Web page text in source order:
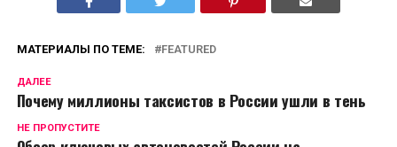
МАТЕРИАЛЫ ПО ТЕМЕ: FEATURED
ДАЛЕЕ
Почему миллионы таксистов в России ушли в тень
НЕ ПРОПУСТИТЕ